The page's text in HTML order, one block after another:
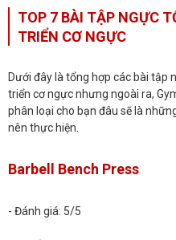
TOP 7 BÀI TẬP NGỰC
TRIỂN CƠ NGỰC
Dưới đây là tổng hợp các bài tập
triển cơ ngực nhưng ngoài ra,
phân loại cho bạn đâu sẽ là
nên thực hiện.
Barbell Bench Press
- Đánh giá: 5/5